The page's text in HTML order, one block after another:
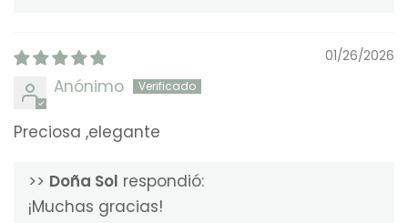
01/26/2026
Anónimo
Preciosa ,elegante
>> Doña Sol respondió:
¡Muchas gracias!